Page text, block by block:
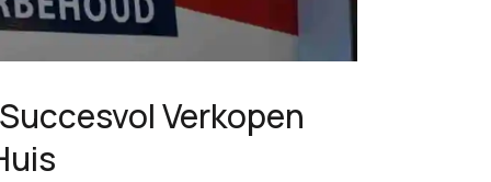
Verkopen